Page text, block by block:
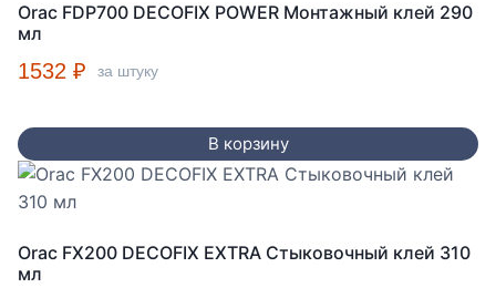
Orac FDP700 DECOFIX POWER Монтажный клей 290
мл
1532 ₽ за штуку
В корзину
Orac FX200 DECOFIX EXTRA Стыковочный клей 310
мл